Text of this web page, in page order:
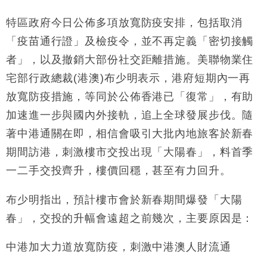
18:31
財經｜華僑銀行上半年淨利創新高 中期息增15%至
47仙
17:33
財經｜滙豐上調香港今年GDP預測至4.5% 看好貿易
及消費表現
16:47
本地｜假冒內地執法人員要求交「保證金」 43歲女子
損失近6900萬元
16:05
財經｜日經失守6.5萬點後回穩 全周仍升近2%
15:47
粦接任
15:11
財經｜韓股反覆波動收跌 連挫7周創逾3年最長跌勢
13:44
財經｜內地7月美元計價出口增近24%勝預期 貿易順
差達1125億美元
日圓干預創新高
特區政府今日公佈多項放寬防疫安排，包括取消
「疫苗通行證」及檢疫令，並不再定義「密切接觸
者」，以及撤銷大部份社交距離措施。美聯物業住
宅部行政總裁(港澳)布少明表示，港府短期內一再
放寬防疫措施，等同於公佈香港已「復常」，有助
加速進一步與國內外接軌，追上全球發展步伐。隨
著中港通關在即，相信會吸引大批內地旅客於新春
期間訪港，刺激樓市交投出現「大陽春」，料首季
一二手交投齊升，樓價回穩，甚至有力回升。
布少明指出，預計樓市會於新春期間爆發「大陽
春」，交投的升幅會遠超之前幾次，主要原因是：
中港加大力道放寬防疫，刺激中港澳人財流通